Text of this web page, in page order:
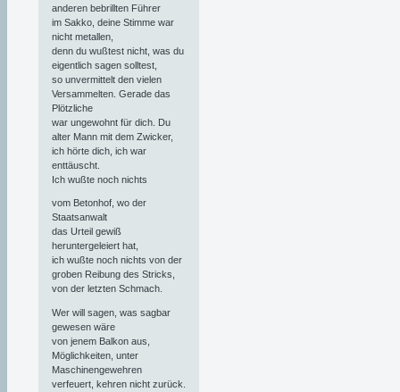
anderen bebrillten Führer
im Sakko, deine Stimme war
nicht metallen,
denn du wußtest nicht, was du
eigentlich sagen solltest,
so unvermittelt den vielen
Versammelten. Gerade das
Plötzliche
war ungewohnt für dich. Du
alter Mann mit dem Zwicker,
ich hörte dich, ich war
enttäuscht.
Ich wußte noch nichts
vom Betonhof, wo der
Staatsanwalt
das Urteil gewiß
heruntergeleiert hat,
ich wußte noch nichts von der
groben Reibung des Stricks,
von der letzten Schmach.
Wer will sagen, was sagbar
gewesen wäre
von jenem Balkon aus,
Möglichkeiten, unter
Maschinengewehren
verfeuert, kehren nicht zurück.